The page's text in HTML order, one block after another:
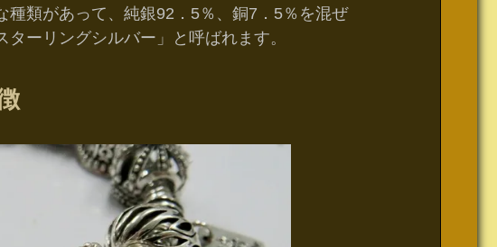
種類があって、純銀92．5％、銅7．5％を混ぜ
ーリングシルバー」と呼ばれます。